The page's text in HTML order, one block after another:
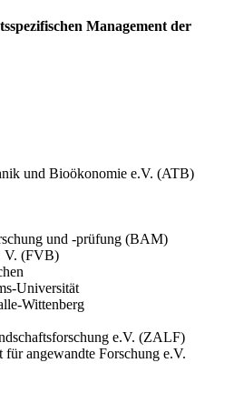
Management der
und Bioökonomie e.V. (ATB)
und -prüfung (BAM)
V. (FVB)
Universität
Wittenberg
e.V. (ZALF)
angewandte Forschung e.V.